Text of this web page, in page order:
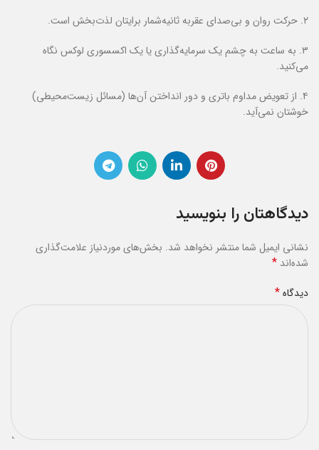
۲. حرکت روان و بی‌صدای عقربه ثانیه‌شمار برایتان لذت‌بخش است.
۳. به ساعت به چشم یک سرمایه‌گذاری یا یک اکسسوری لوکس نگاه
می‌کنید.
۴. از تعویض مداوم باتری و دور انداختن آن‌ها (مسائل زیست‌محیطی)
خوشتان نمی‌آید.
دیدگاهتان را بنویسید
نشانی ایمیل شما منتشر نخواهد شد. بخش‌های موردنیاز علامت‌گذاری
شده‌اند *
دیدگاه*